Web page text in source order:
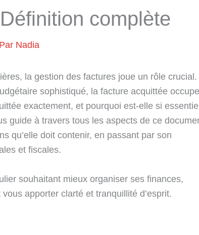
complète
Nadia
la gestion des factures joue un rôle crucial.
sophistiqué, la facture acquittée occupe
exactement, et pourquoi est-elle si
guide à travers tous les aspects de ce
qu’elle doit contenir, en passant par son
et fiscales.
souhaitant mieux organiser ses finances,
apporter clarté et tranquillité d’esprit.